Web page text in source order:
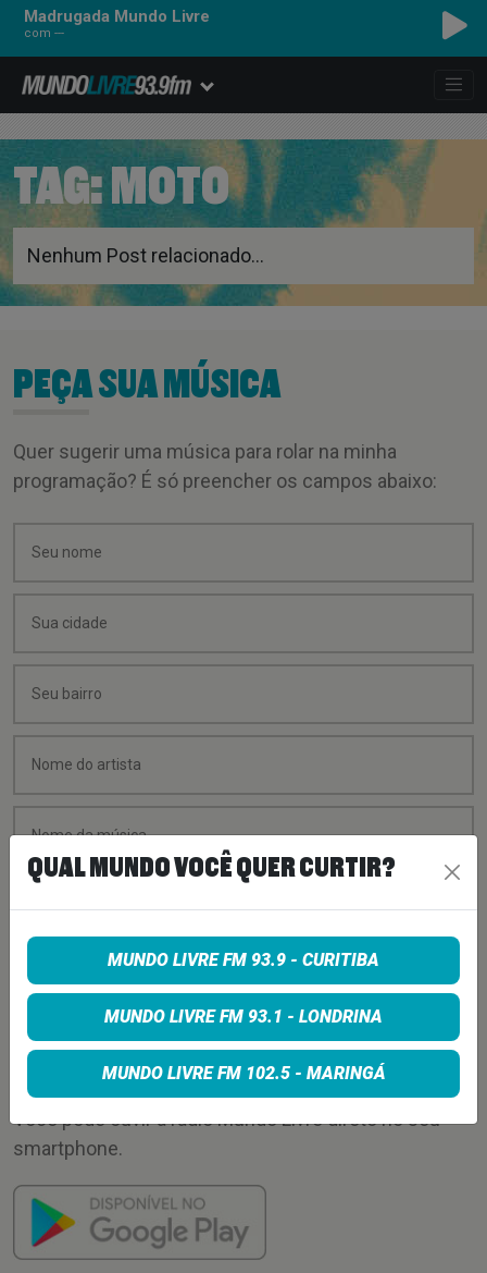
Madrugada Mundo Livre
com ---
TAG: MOTO
Nenhum Post relacionado...
PEÇA SUA MÚSICA
Quer sugerir uma música para rolar na minha
programação? É só preencher os campos abaixo:
Enviar
APLICATIVO
Você pode ouvir a rádio Mundo Livre direto no seu
smartphone.
QUAL MUNDO VOCÊ QUER CURTIR?
MUNDO LIVRE FM 93.9 - CURITIBA
MUNDO LIVRE FM 93.1 - LONDRINA
MUNDO LIVRE FM 102.5 - MARINGÁ